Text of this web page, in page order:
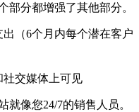
分都增强了其他部分。
（6个月内每个潜在客户
社交媒体上可见
像您24/7的销售人员。